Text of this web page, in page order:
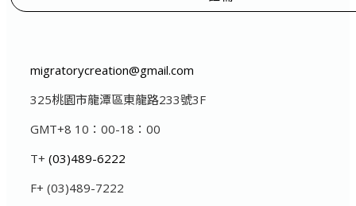
migratorycreation@gmail.com
325桃園市龍潭區東龍路233號3F
GMT+8 10：00-18：00
T+ (03)489-6222
F+ (03)489-7222